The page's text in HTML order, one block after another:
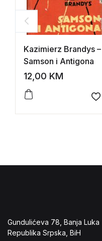
Kazimierz Brandys –
Samson i Antigona
12,00 KM
Gundulićeva 78, Banja Luka
Republika Srpska, BiH